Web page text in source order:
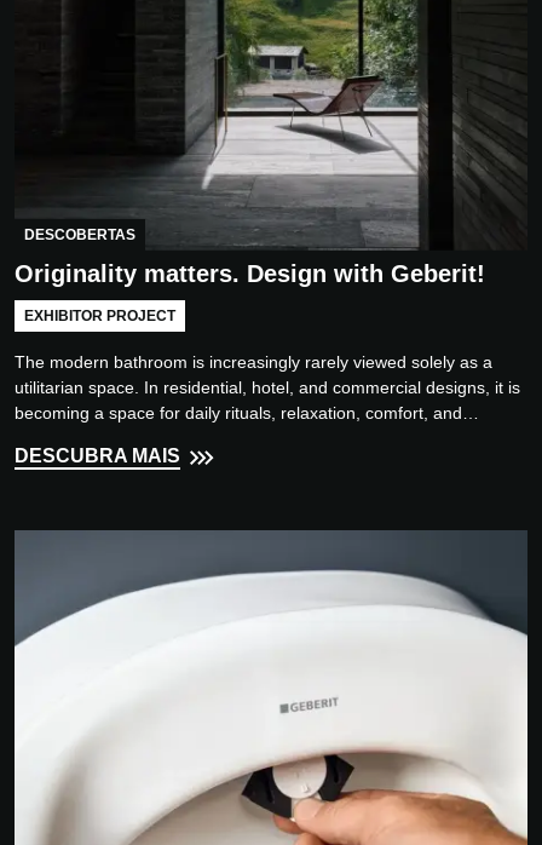
DESCOBERTAS
Originality matters. Design with Geberit!
EXHIBITOR PROJECT
The modern bathroom is increasingly rarely viewed solely as a
utilitarian space. In residential, hotel, and commercial designs, it is
becoming a space for daily rituals, relaxation, comfort, and
DESCUBRA MAIS